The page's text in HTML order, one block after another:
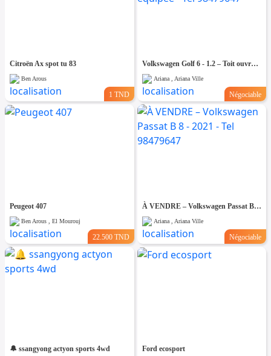
Citroën Ax spot tu 83
Ben Arous
1 TND
Volkswagen Golf 6 - 1.2 – Toit ouvrant – Très bien équipée - Tel 98479647
Ariana , Ariana Ville
Négociable
Peugeot 407
Ben Arous , El Mourouj
22.500 TND
À VENDRE – Volkswagen Passat B 8 - 2021 - Tel 98479647
Ariana , Ariana Ville
Négociable
🔔 ssangyong actyon sports 4wd Ford ecosport